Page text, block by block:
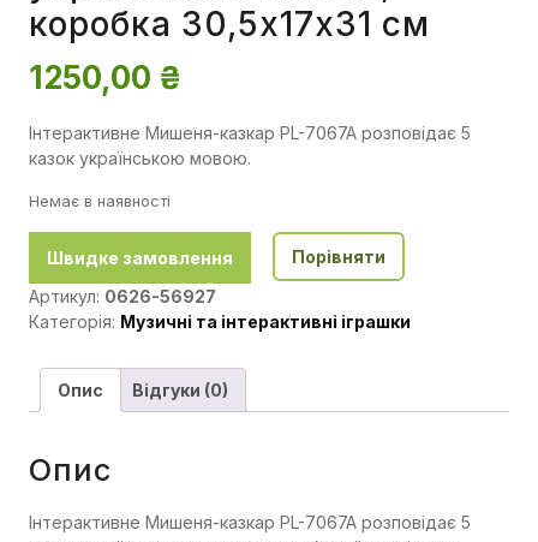
коробка 30,5x17x31 см
1250,00 ₴
Інтерактивне Мишеня-казкар PL-7067A розповідає 5
казок українською мовою.
Немає в наявності
Швидке замовлення
Порівняти
Артикул: 0626-56927
Категорія: Музичні та інтерактивні іграшки
Опис Відгуки (0)
Опис
Інтерактивне Мишеня-казкар PL-7067A розповідає 5